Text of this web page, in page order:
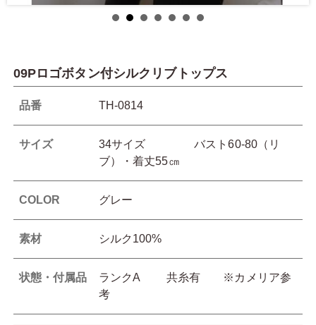
09Pロゴボタン付シルクリブトップス
品番 TH-0814
サイズ
34サイズ バスト60-80（リ
ブ）・着丈55㎝
COLOR グレー
素材 シルク100%
状態・付属品
ランクA 共糸有 ※カメリア参
考